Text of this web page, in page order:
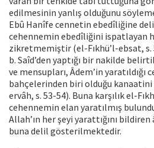
edilmesinin yanlış olduğunu
Ebû Hanîfe cennetin ebedîliğine
cehennemin ebedîliğini ispatlayan
zikretmemiştir (el-Fıkhü’l-ebsat, s.
b. Saîd’den yaptığı bir nakilde
ve mensupları, Âdem’in yaratıldığı
bahçelerinden biri olduğu kanaatini
ervâh, s. 53-54). Buna karşılık el-
cehennemin elan yaratılmış
Allah’ın her şeyi yarattığını
buna delil gösterilmektedir.